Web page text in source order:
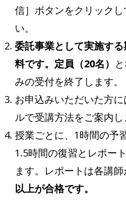
信］ボタンをクリック
い。
委託事業として実施す
料です。定員（20名）
みの受付を終了します。
お申込みいただいた方
ルで受講方法をご案内し
授業ごとに、1時間の予
1.5時間の復習とレポー
ます。レポートは各講師
以上が合格です。